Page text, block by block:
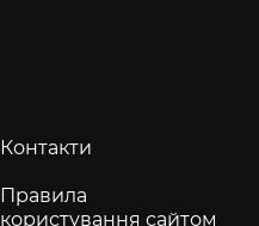
Контакти
Правила
користування сайтом